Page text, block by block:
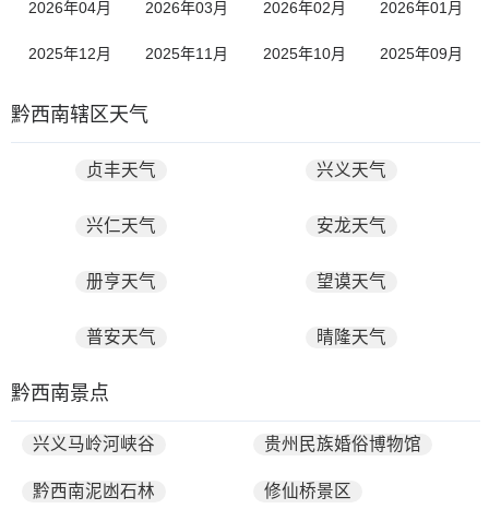
2026年04月 2026年03月 2026年02月 2026年01月
2025年12月 2025年11月 2025年10月 2025年09月
黔西南辖区天气
贞丰天气 兴义天气
兴仁天气 安龙天气
册亨天气 望谟天气
普安天气 晴隆天气
黔西南景点
兴义马岭河峡谷 贵州民族婚俗博物馆
黔西南泥凼石林 修仙桥景区